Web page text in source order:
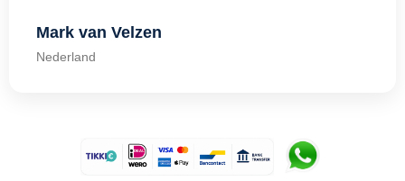
Mark van Velzen
Nederland